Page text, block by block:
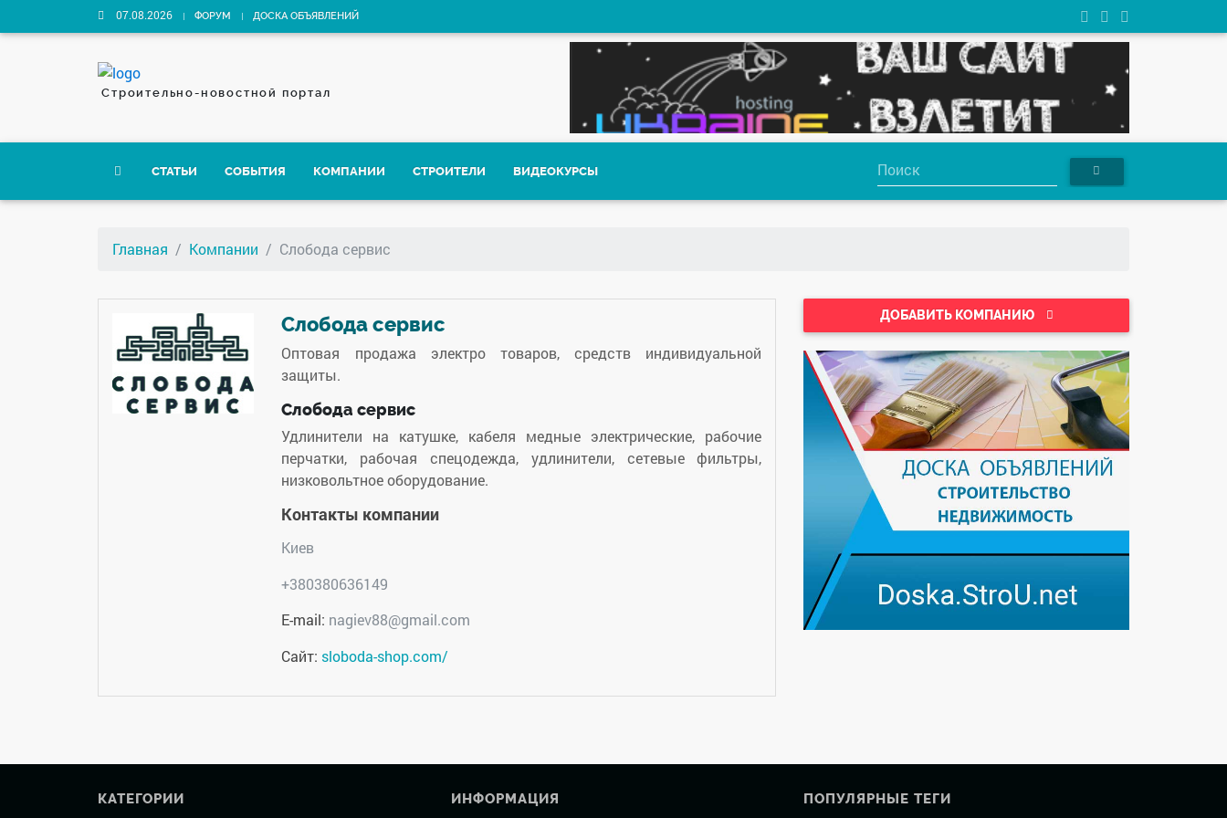
07.08.2026 ФОРУМ ДОСКА ОБЪЯВЛЕНИЙ
Строительно-новостной портал
СТАТЬИ СОБЫТИЯ КОМПАНИИ СТРОИТЕЛИ ВИДЕОКУРСЫ
Главная Компании Слобода сервис
Слобода сервис
Оптовая продажа электро товаров, средств индивидуальной
защиты.
Слобода сервис
Удлинители на катушке, кабеля медные электрические, рабочие
перчатки, рабочая спецодежда, удлинители, сетевые фильтры,
низковольтное оборудование.
Контакты компании
Киев
+380380636149
E-mail: nagiev88@gmail.com
Сайт: sloboda-shop.com/
ДОБАВИТЬ КОМПАНИЮ
КАТЕГОРИИ ИНФОРМАЦИЯ ПОПУЛЯРНЫЕ ТЕГИ